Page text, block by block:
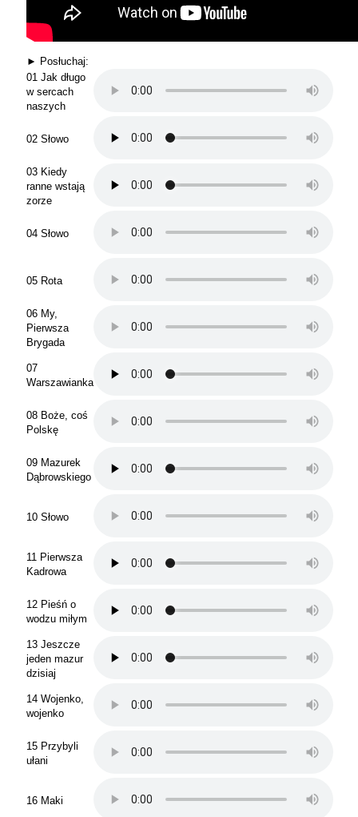
► Posłuchaj:
01 Jak długo
w sercach
naszych
02 Słowo
03 Kiedy
ranne wstają
zorze
04 Słowo
05 Rota
06 My,
Pierwsza
Brygada
07
Warszawianka
08 Boże, coś
Polskę
09 Mazurek
Dąbrowskiego
10 Słowo
11 Pierwsza
Kadrowa
12 Pieśń o
wodzu miłym
13 Jeszcze
jeden mazur
dzisiaj
14 Wojenko,
wojenko
15 Przybyli
ułani
16 Maki